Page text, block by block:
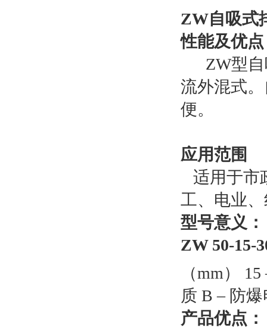
ZW自吸式
性能及优点
ZW型自
流外混式
便。
应用范围
适用于市
工、电业
型号意义：
ZW 50-15-
（mm）
质 B – 防
产品优点：